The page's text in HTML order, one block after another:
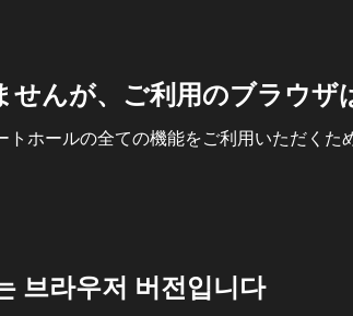
せんが、ご利用のブラウザ
トホールの全ての機能をご利用いただくた
브라우저 버전입니다